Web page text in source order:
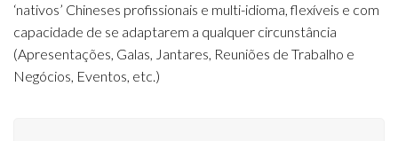
‘nativos’ Chineses profissionais e multi-idioma, flexíveis e com
capacidade de se adaptarem a qualquer circunstância
(Apresentações, Galas, Jantares, Reuniões de Trabalho e
Negócios, Eventos, etc.)